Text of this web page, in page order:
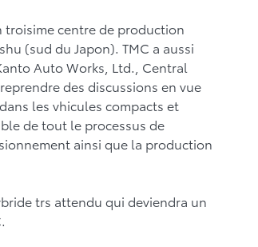
troisime centre de production
(sud du Japon). TMC a aussi
Auto Works, Ltd., Central
des discussions en vue
les vhicules compacts et
de tout le processus de
ainsi que la production
trs attendu qui deviendra un